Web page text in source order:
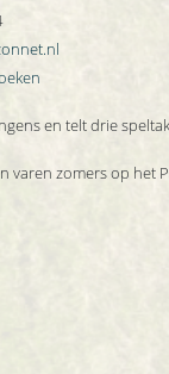
en telt drie
varen zomers op het